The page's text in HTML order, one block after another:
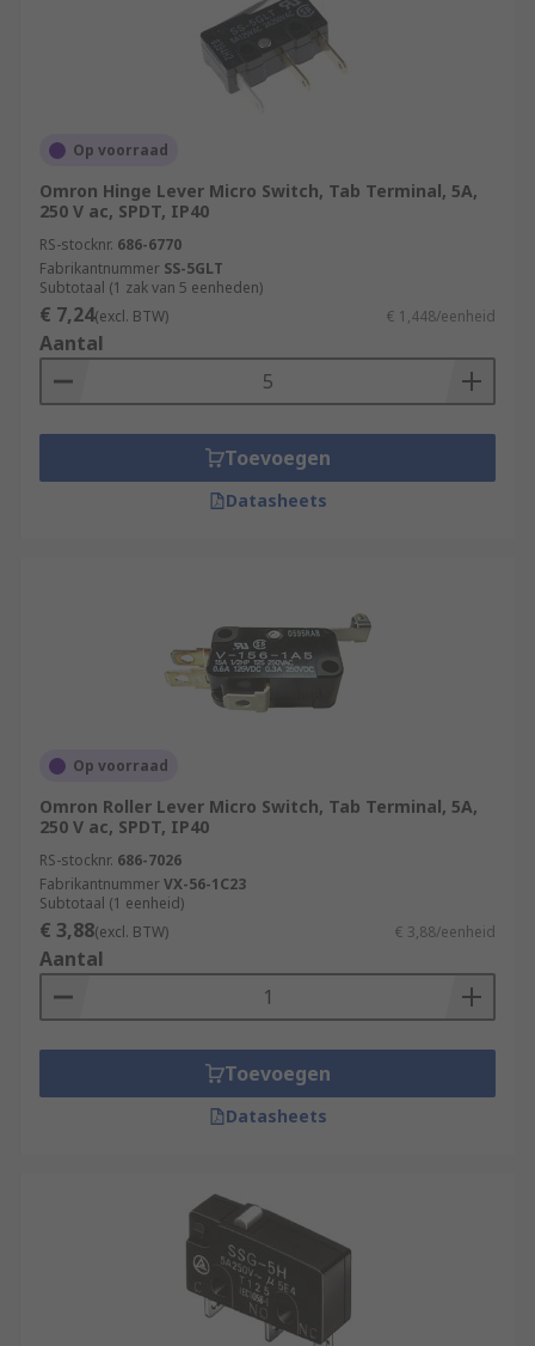
Op voorraad
Omron Hinge Lever Micro Switch, Tab Terminal, 5A,
250 V ac, SPDT, IP40
RS-stocknr. 686-6770
Fabrikantnummer SS-5GLT
Subtotaal (1 zak van 5 eenheden)
€ 7,24(excl. BTW) € 1,448/eenheid
Aantal
Toevoegen
Datasheets
Op voorraad
Omron Roller Lever Micro Switch, Tab Terminal, 5A,
250 V ac, SPDT, IP40
RS-stocknr. 686-7026
FabrikantnummerVX-56-1C23
Subtotaal (1 eenheid)
€ 3,88(excl. BTW) € 3,88/eenheid
Aantal
Toevoegen
Datasheets